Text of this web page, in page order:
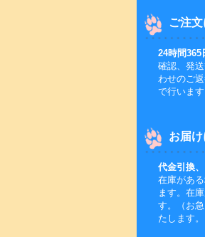
ご注
24時間365
確認、発
わせのご
で行います
お届
代金引換
在庫があ
ます。在
す。（お急
たします。